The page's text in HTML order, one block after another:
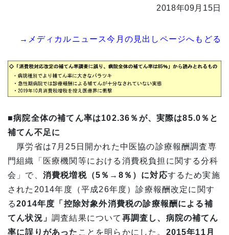
2018年09月15日
→メディカルニュース今月の見出しページへもどる
■病院全体の補てん率は102.36％が、実際は85.0％と
補てん不足に
厚労省は7月25日開かれた中医協の診療報酬調査専
門組織「医療機関等における消費税負担に関する分科
会」で、 消費税増税（5％→8％）に対応するため実施
された2014年度（平成26年度）診療報酬改定に関す
る2014年度「控除対象外消費税の診療報酬による補
てん状況」 調査結果について 再調査し、病院の補てん
率に誤りがあった ことを明らかにした。 2015年11月